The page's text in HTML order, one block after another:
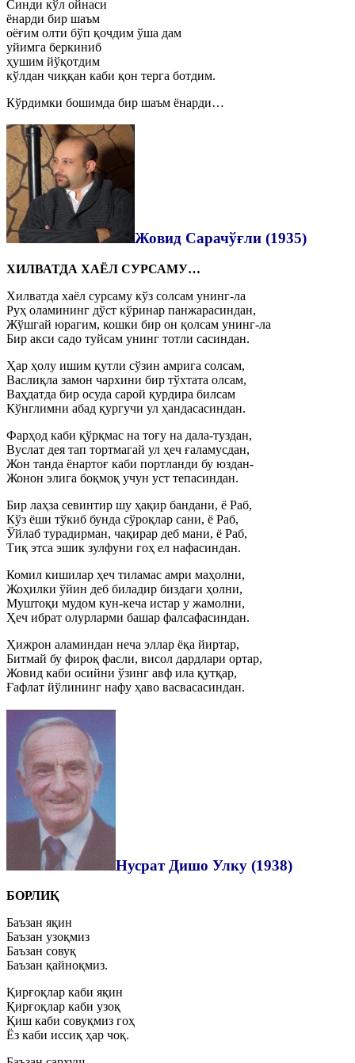
Синди кўл ойнаси
ёнарди бир шаъм
оёғим олти бўп қочдим ўша дам
уйимга беркиниб
ҳушим йўқотдим
кўлдан чиққан каби қон терга ботдим.
Кўрдимки бошимда бир шаъм ёнарди…
Жовид Сарачўғли (1935)
ХИЛВАТДА ХАЁЛ СУРСАМУ…
Хилватда хаёл сурсаму кўз солсам унинг-ла
Руҳ оламининг дўст кўринар панжарасиндан,
Жўшгай юрагим, кошки бир он қолсам унинг-ла
Бир акси садо туйсам унинг тотли сасиндан.
Ҳар ҳолу ишим қутли сўзин амрига солсам,
Васлиқла замон чархини бир тўхтата олсам,
Ваҳдатда бир осуда сарой қурдира билсам
Кўнглимни абад қургучи ул ҳандасасиндан.
Фарҳод каби қўрқмас на тоғу на дала-туздан,
Вуслат дея тап тортмагай ул ҳеч ғаламусдан,
Жон танда ёнартоғ каби портланди бу юздан-
Жонон элига боқмоқ учун уст тепасиндан.
Бир лаҳза севинтир шу ҳақир бандани, ё Раб,
Кўз ёши тўкиб бунда сўроқлар сани, ё Раб,
Ўйлаб турадирман, чақирар деб мани, ё Раб,
Тиқ этса эшик зулфуни гоҳ ел нафасиндан.
Комил кишилар ҳеч тиламас амри маҳолни,
Жоҳилки ўйин деб биладир биздаги ҳолни,
Муштоқи мудом кун-кеча истар у жамолни,
Ҳеч ибрат олурларми башар фалсафасиндан.
Ҳижрон аламиндан неча эллар ёқа йиртар,
Битмай бу фироқ фасли, висол дардлари ортар,
Жовид каби осийни ўзинг авф ила қутқар,
Ғафлат йўлининг нафу ҳаво васвасасиндан.
Нусрат Дишо Улку (1938)
БОРЛИҚ
Баъзан яқин
Баъзан узоқмиз
Баъзан совуқ
Баъзан қайноқмиз.
Қирғоқлар каби яқин
Қирғоқлар каби узоқ
Қиш каби совуқмиз гоҳ
Ёз каби иссиқ ҳар чоқ.